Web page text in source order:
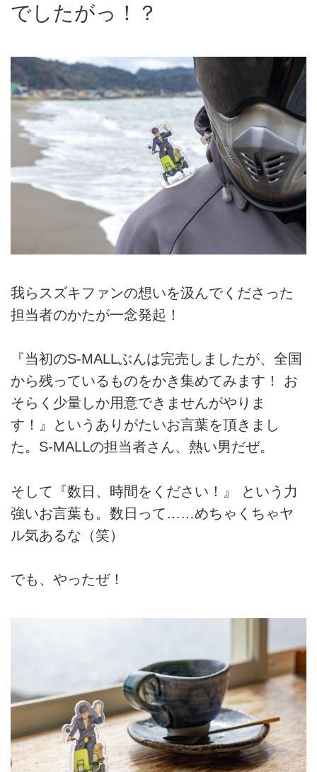
でしたがっ！？
我らスズキファンの想いを汲んでくださった
担当者のかたが一念発起！
『当初のS-MALLぶんは完売しましたが、全国
から残っているものをかき集めてみます！ お
そらく少量しか用意できませんがやりま
す！』というありがたいお言葉を頂きまし
た。S-MALLの担当者さん、熱い男だぜ。
そして『数日、時間をください！』 という力
強いお言葉も。数日って……めちゃくちゃヤ
ル気あるな（笑）
でも、やったぜ！